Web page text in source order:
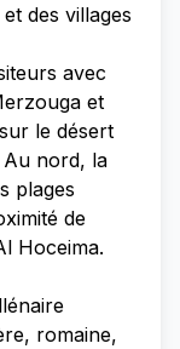
des villages
avec
et
le désert
Au nord, la
plages
de
Hoceima.
romaine,